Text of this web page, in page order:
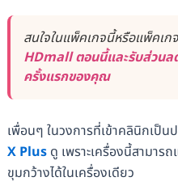
สนใจในแพ็คเกจนี้หรือแพ็คเ
HDmall ตอนนี้และรับส่วนล
ครั้งแรกของคุณ
เพื่อนๆ ในวงการที่เข้าคลินิกเป็น
X Plusดู เพราะเครื่องนี้สามาร
ขุมกว้างได้ในเครื่องเดียว